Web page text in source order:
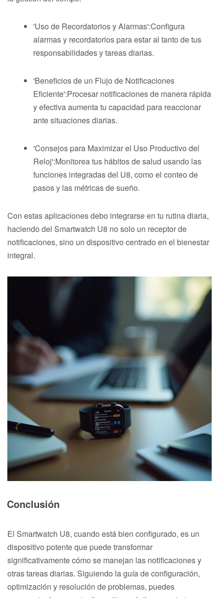
'Uso de Recordatorios y Alarmas':Configura
alarmas y recordatorios para estar al tanto de tus
responsabilidades y tareas diarias.
'Beneficios de un Flujo de Notificaciones
Eficiente':Procesar notificaciones de manera rápida
y efectiva aumenta tu capacidad para reaccionar
ante situaciones diarias.
'Consejos para Maximizar el Uso Productivo del
Reloj':Monitorea tus hábitos de salud usando las
funciones integradas del U8, como el conteo de
pasos y las métricas de sueño.
Con estas aplicaciones debo integrarse en tu rutina diaria,
haciendo del Smartwatch U8 no solo un receptor de
notificaciones, sino un dispositivo centrado en el bienestar
integral.
Conclusión
El Smartwatch U8, cuando está bien configurado, es un
dispositivo potente que puede transformar
significativamente cómo se manejan las notificaciones y
otras tareas diarias. Siguiendo la guía de configuración,
optimización y resolución de problemas, puedes